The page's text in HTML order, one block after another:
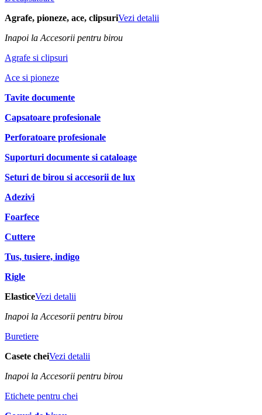
Agrafe, pioneze, ace, clipsuriVezi detalii
Inapoi la Accesorii pentru birou
Agrafe si clipsuri
Ace si pioneze
Tavite documente
Capsatoare profesionale
Perforatoare profesionale
Suporturi documente si cataloage
Seturi de birou si accesorii de lux
Adezivi
Foarfece
Cuttere
Tus, tusiere, indigo
Rigle
ElasticeVezi detalii
Inapoi la Accesorii pentru birou
Buretiere
Casete cheiVezi detalii
Inapoi la Accesorii pentru birou
Etichete pentru chei